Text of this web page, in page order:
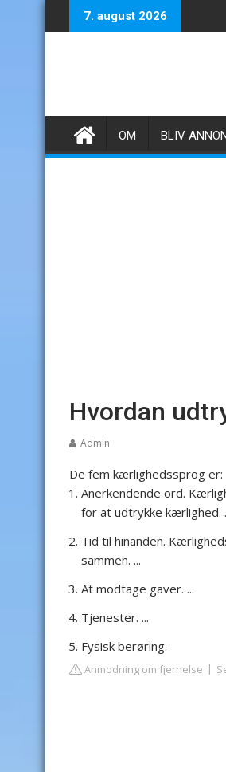
to
7. august 2026
OM BLIV
Hvordan
Admin
De fem kærlighedssprog er:
Anerkendende ord.
for at udtrykke kærlighed.
Tid til hinanden.
sammen. ...
At modtage gaver. ...
Tjenester. ...
Fysisk berøring.
Anmodning om fjernelse